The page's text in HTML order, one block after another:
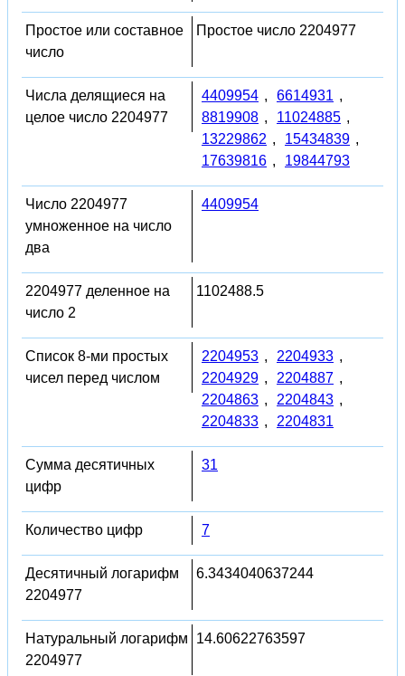
Простое или составное
число
Простое число 2204977
Числа делящиеся на
целое число 2204977
4409954 , 6614931 ,
8819908 , 11024885 ,
13229862 , 15434839 ,
17639816 , 19844793
Число 2204977
умноженное на число
два
4409954
2204977 деленное на
число 2
1102488.5
Список 8-ми простых
чисел перед числом
2204953 , 2204933 ,
2204929 , 2204887 ,
2204863 , 2204843 ,
2204833 , 2204831
Сумма десятичных
цифр
31
Количество цифр 7
Десятичный логарифм
2204977
6.3434040637244
Натуральный логарифм
2204977
14.60622763597